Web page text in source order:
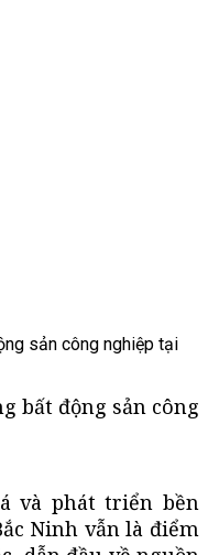
sản công nghiệp tại
bất động sản công
và phát triển bền
Ninh vẫn là điểm